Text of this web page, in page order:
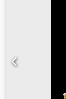
(120 mm
Amrea Precīza
gan cietajā
līmenis un
visiem